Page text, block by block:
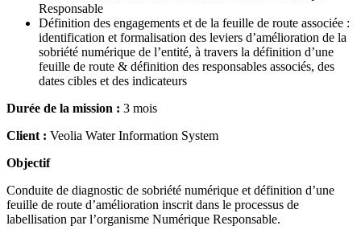
Responsable
Définition des engagements et de la feuille de route associée :
identification et formalisation des leviers d’amélioration de la
sobriété numérique de l’entité, à travers la définition d’une
feuille de route & définition des responsables associés, des
dates cibles et des indicateurs
Durée de la mission : 3 mois
Client : Veolia Water Information System
Objectif
Conduite de diagnostic de sobriété numérique et définition d’une
feuille de route d’amélioration inscrit dans le processus de
labellisation par l’organisme Numérique Responsable.